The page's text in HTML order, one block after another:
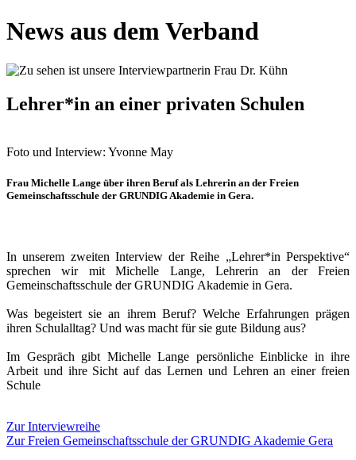
News aus dem Verband
Lehrer*in an einer privaten Schulen
Foto und Interview: Yvonne May
Frau Michelle Lange über ihren Beruf als Lehrerin an der Freien
Gemeinschaftsschule der GRUNDIG Akademie in Gera.
In unserem zweiten Interview der Reihe „Lehrer*in Perspektive“
sprechen wir mit Michelle Lange, Lehrerin an der Freien
Gemeinschaftsschule der GRUNDIG Akademie in Gera.
Was begeistert sie an ihrem Beruf? Welche Erfahrungen prägen
ihren Schulalltag? Und was macht für sie gute Bildung aus?
Im Gespräch gibt Michelle Lange persönliche Einblicke in ihre
Arbeit und ihre Sicht auf das Lernen und Lehren an einer freien
Schule
Zur Interviewreihe
Zur Freien Gemeinschaftsschule der GRUNDIG Akademie Gera